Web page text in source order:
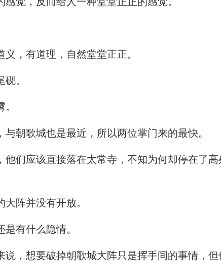
，有道理，自然堂堂正正。
。
朝歌城也是最近，所以两位掌门来的最快。
们应该直接落在太常寺，不知为何却停在了高
阵并没有开放。
有什么隐情。
，想要破掉朝歌城大阵只是挥手间的事情，但